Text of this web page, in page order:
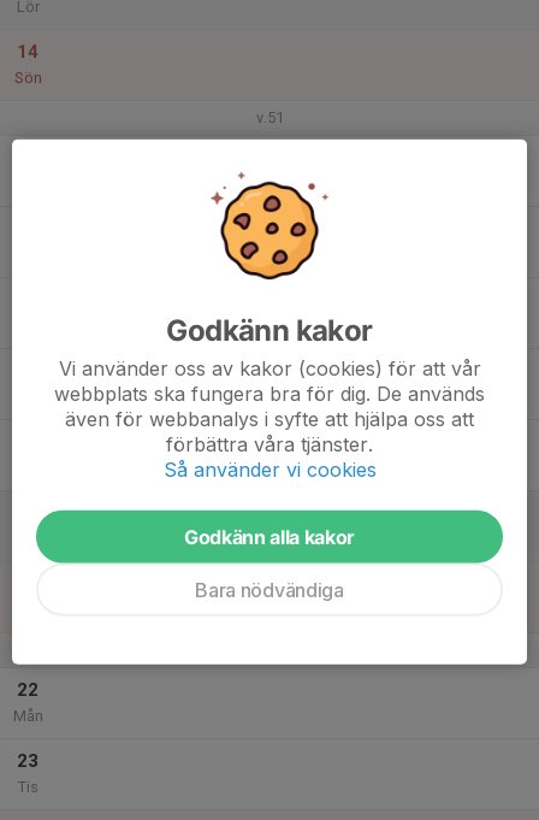
Lör
14
Sön
v.51
Sävehallen (Säve Nya)
Sävehallen (Säve Nya)
Lör
22
Mån
23
Tis
Godkänn kakor
Vi använder oss av kakor (cookies) för att vår
webbplats ska fungera bra för dig. De används
även för webbanalys i syfte att hjälpa oss att
förbättra våra tjänster.
Så använder vi cookies
Godkänn alla kakor
Bara nödvändiga